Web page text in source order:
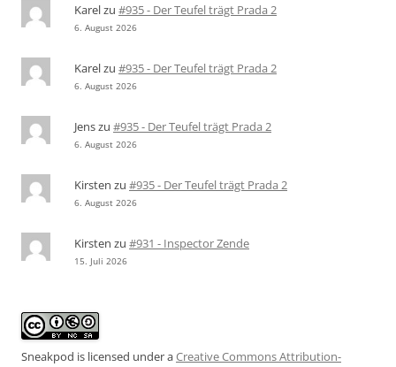
Karelzu #935 - Der Teufel trägt Prada 2
6. August 2026
Karelzu #935 - Der Teufel trägt Prada 2
6. August 2026
Jenszu #935 - Der Teufel trägt Prada 2
6. August 2026
Kirsten zu #935 - Der Teufel trägt Prada 2
6. August 2026
Kirsten zu #931 - Inspector Zende
15. Juli 2026
Sneakpod is licensed under aCreative Commons Attribution-